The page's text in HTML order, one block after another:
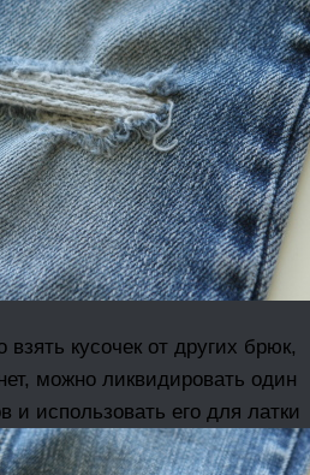
кусочек от других брюк,
можно ликвидировать один
и использовать его для латки